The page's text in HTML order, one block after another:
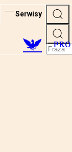
Serwisy
PRO